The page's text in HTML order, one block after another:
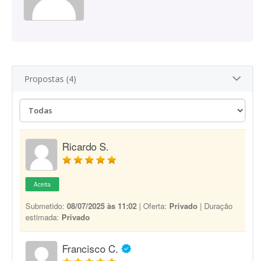
Propostas (4)
Ricardo S.
Aceita
Submetido: 08/07/2025 às 11:02 | Oferta: Privado | Duração
estimada: Privado
Francisco C.